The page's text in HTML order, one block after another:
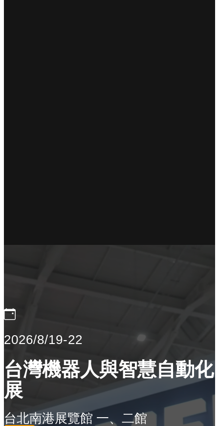
2026/8/19-22
台灣機器人與智慧自動化
展
台北南港展覽館 一、二館